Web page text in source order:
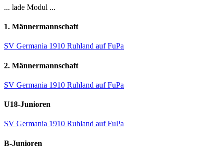
... lade Modul ...
1. Männermannschaft
SV Germania 1910 Ruhland auf FuPa
2. Männermannschaft
SV Germania 1910 Ruhland auf FuPa
U18-Junioren
SV Germania 1910 Ruhland auf FuPa
B-Junioren